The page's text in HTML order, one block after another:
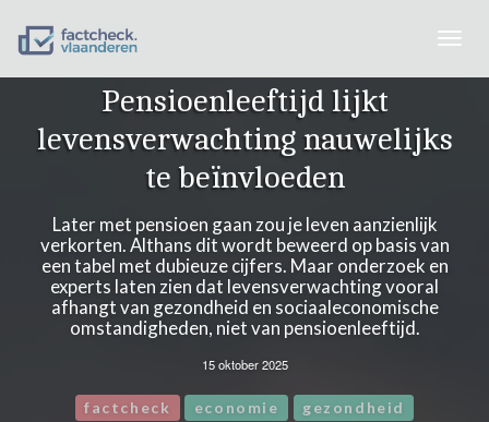
Pensioenleeftijd lijkt
levensverwachting nauwelijks
te beïnvloeden
Later met pensioen gaan zou je leven aanzienlijk
verkorten. Althans dit wordt beweerd op basis van
een tabel met dubieuze cijfers. Maar onderzoek en
experts laten zien dat levensverwachting vooral
afhangt van gezondheid en sociaaleconomische
omstandigheden, niet van pensioenleeftijd.
15 oktober 2025
factcheck economie
gezondheid